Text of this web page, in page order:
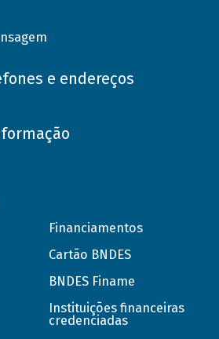
e endereços
Financiamentos
Cartão BNDES
BNDES Finame
Instituições financeiras
credenciadas